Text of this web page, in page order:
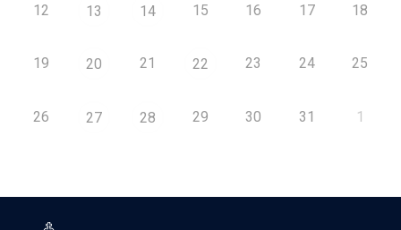
12 13 14 15 16 17 18
19 20 21 22 23 24 25
26 27 28 29 30 31 1